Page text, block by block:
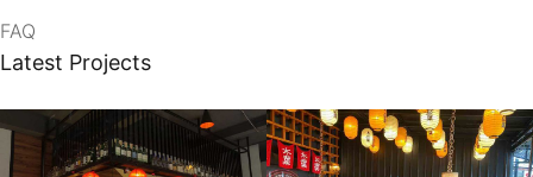
FAQ
Latest Projects